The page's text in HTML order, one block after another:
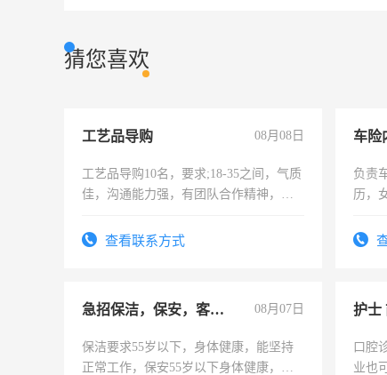
猜您喜欢
工艺品导购 08月08日
工艺品导购10名，要求;18-35之间，气质
佳，沟通能力强，有团队合作精神，有
查看联系方式
车险
负责
历，
试用
急招保洁，保安，客服，工程 08月07日
保洁要求55岁以下，身体健康，能坚持
正常工作，保安55岁以下身体健康，有
护士
口腔
业也